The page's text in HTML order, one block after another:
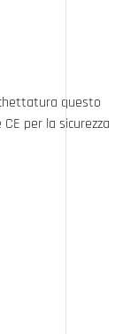
questo
per la sicurezza